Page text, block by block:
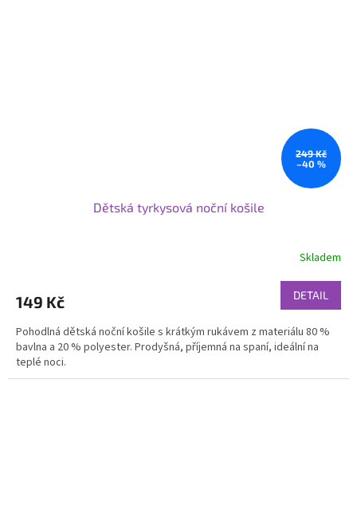
249 Kč
–40 %
Dětská tyrkysová noční košile
Skladem
149 Kč DETAIL
Pohodlná dětská noční košile s krátkým rukávem z materiálu 80 %
bavlna a 20 % polyester. Prodyšná, příjemná na spaní, ideální na
teplé noci.